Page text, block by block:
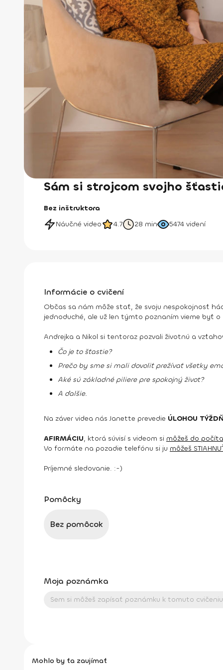
Sám si strojcom svojho
Bez inštruktora
Náučné video
4.7 28 min 5474 videní
Informácie o cvičení
Občas sa nám môže stať, že svoju nespokojnosť
jednoduché, ale už len týmto poznaním vieme byť o
Andrejka a Nikol si tentoraz pozvali životnú a
Čo je to šťastie?
Prečo by sme si mali dovoliť prežívať všetky
Aké sú základné piliere pre spokojný život?
A ďalšie.
Na záver videa nás Janette prevedie ÚLOHOU
AFIRMÁCIU, ktorá súvisí s videom si môžeš do
Vo formáte na pozadie telefónu si ju môžeš
Príjemné sledovanie. :-)
Pomôcky
Bez pomôcok
Moja poznámka
Mohlo by ťa zaujímať